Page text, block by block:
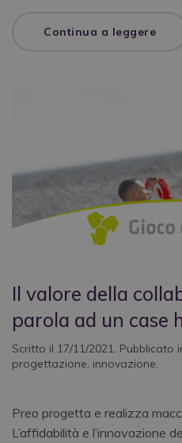
Continua a leggere
Il valore della
parola ad un case
Scritto il 17/11/2021. Pubblicato
progettazione, innovazione.
Preo progetta e realizza
L’affidabilità e l’innovazione